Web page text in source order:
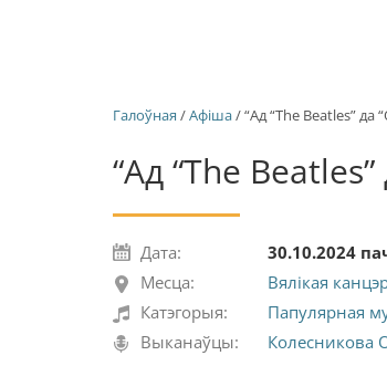
Галоўная /Афiша/ “Ад “The Beatles” да
“Ад “The
Дата:
30.10.2024
Месца:
Вялікая
Катэгорыя:
Папулярная
Выканаўцы:
Колесникова